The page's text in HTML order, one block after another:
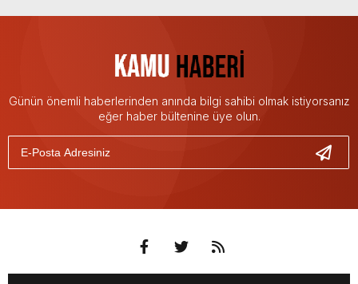
Günün önemli haberlerinden anında bilgi sahibi olmak istiyorsanız
eğer haber bültenine üye olun.